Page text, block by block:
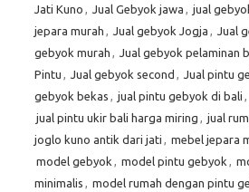
Jati Kuno , Jual Gebyok jawa , jual
jepara murah , Jual gebyok Jogja , Jual
gebyok murah , Jual gebyok pelaminan
Pintu , Jual gebyok second , Jual pintu
gebyok bekas , jual pintu gebyok di bali ,
jual pintu ukir bali harga miring , jual
joglo kuno antik dari jati , mebel jepara
model gebyok , model pintu gebyok ,
minimalis , model rumah dengan pintu